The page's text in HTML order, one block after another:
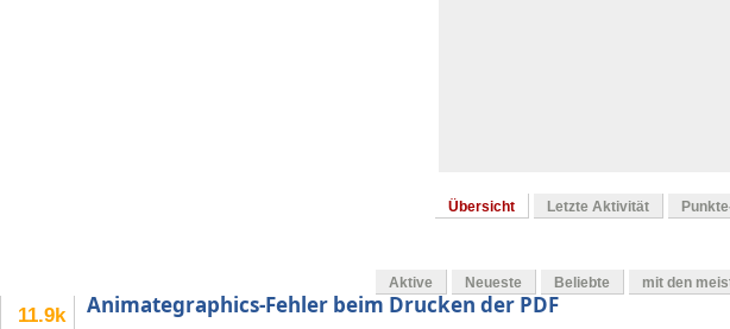
Übersicht Letzte Aktivität
Aktive Neueste Beliebte mit den
11.9k Animategraphics-Fehler beim Drucken der PDF